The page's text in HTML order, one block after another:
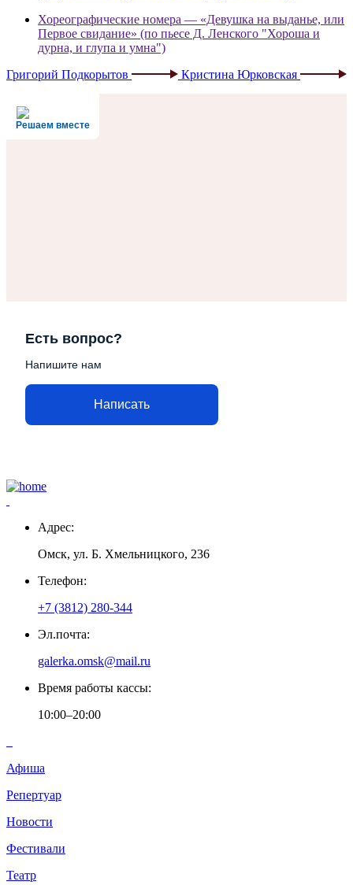
Хореографические номера — «Девушка на выданье, или
Первое свидание» (по пьесе Д. Ленского "Хороша и
дурна, и глупа и умна")
Григорий Подкорытов
Кристина Юрковская
Решаем вместе
Есть вопрос?
Напишите нам
Написать
Адрес:
Омск, ул. Б. Хмельницкого, 236
Телефон:
+7 (3812) 280-344
Эл.почта:
galerka.omsk@mail.ru
Время работы кассы:
10:00–20:00
Афиша
Репертуар
Новости
Фестивали
Театр